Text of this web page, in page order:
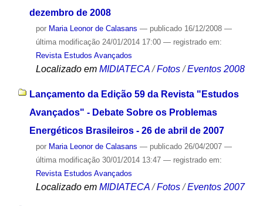
dezembro de 2008
por Maria Leonor de Calasans — publicado16/12/2008 —
última modificação24/01/2014 17:00 — registrado em:
Revista Estudos Avançados
Localizado em MIDIATECA /Fotos /Eventos 2008
Lançamento da Edição 59 da Revista "Estudos
Avançados" - Debate Sobre os Problemas
Energéticos Brasileiros - 26 de abril de 2007
por Maria Leonor de Calasans — publicado26/04/2007 —
última modificação30/01/2014 13:47 — registrado em:
Revista Estudos Avançados
Localizado em MIDIATECA /Fotos /Eventos 2007